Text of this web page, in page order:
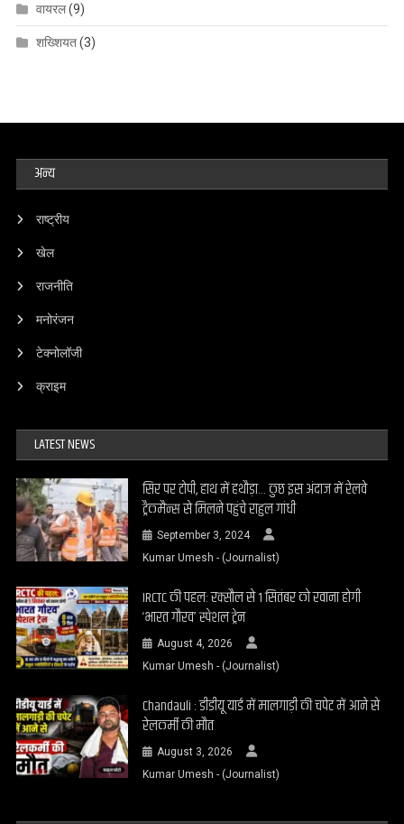
वायरल(9)
शख्शियत(3)
अन्य
राष्ट्रीय
खेल
राजनीति
मनोरंजन
टेक्नोलॉजी
क्राइम
LATEST NEWS
सिर पर टोपी, हाथ में हथौड़ा… कुछ इस अंदाज में रेलवे
ट्रैकमैन्स से मिलने पहुंचे राहुल गांधी
September 3, 2024
Kumar Umesh - (Journalist)
IRCTC की पहल: रक्सौल से 1 सितंबर को रवाना होगी
‘भारत गौरव’ स्पेशल ट्रेन
August 4, 2026
Kumar Umesh - (Journalist)
Chandauli : डीडीयू यार्ड में मालगाड़ी की चपेट में आने से
रेलकर्मी की मौत
August 3, 2026
Kumar Umesh - (Journalist)